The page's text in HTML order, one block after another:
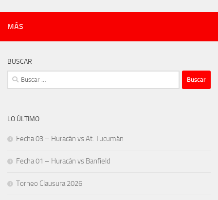
MÁS
BUSCAR
Buscar:
LO ÚLTIMO
Fecha 03 – Huracán vs At. Tucumán
Fecha 01 – Huracán vs Banfield
Torneo Clausura 2026